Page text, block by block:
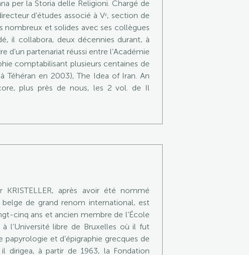
per la Storia delle Religioni. Chargé de
d’études associé à Vᵉ, section de
nombreux et solides avec ses collègues
il collabora, deux décennies durant, à
d’un partenariat réussi entre l’Académie
comptabilisant plusieurs centaines de
Téhéran en 2003), The Idea of Iran. An
plus près de nous, les 2 vol. de Il
après avoir été nommé
de grand renom international, est
cinq ans et ancien membre de l’École
l’Université libre de Bruxelles où il fut
et d’épigraphie grecques de
dirigea, à partir de 1963, la Fondation